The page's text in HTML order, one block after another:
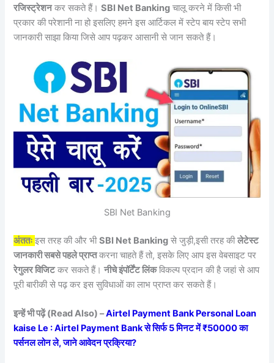
रजिस्ट्रेशनकर सकते हैं।SBI Net Banking चालू करने में किसी भी
प्रकार की परेशानी ना हो इसलिए हमने इस आर्टिकल में स्टेप बाय स्टेप सभी
जानकारी साझा किया जिसे आप पढ़कर आसानी से जान सकते हैं।
SBI Net Banking
अंततःइस तरह की और भीSBI Net Banking से जुड़ी,इसी तरह कीलेटेस्ट
जानकारी सबसे पहले प्राप्तकरना चाहते हैं तो, इसके लिए आप इस वेबसाइट पर
रेगुलर विजिटकर सकते हैं।नीचे इंपॉर्टेंट लिंकविकल्प प्रदान की है जहां से आप
पूरी बारीकी से पढ़ कर इस सुविधाओं का लाभ प्राप्त कर सकते हैं।
इन्हें भी पढ़ें (Read Also) –Airtel Payment Bank Personal Loan
kaise Le : Airtel Payment Bank से सिर्फ 5 मिनट में ₹50000 का
पर्सनल लोन ले, जाने आवेदन प्रक्रिया?